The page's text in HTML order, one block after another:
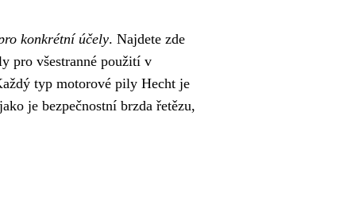
konkrétní účely. Najdete zde
pro všestranné použití v
typ motorové pily Hecht je
je bezpečnostní brzda řetězu,